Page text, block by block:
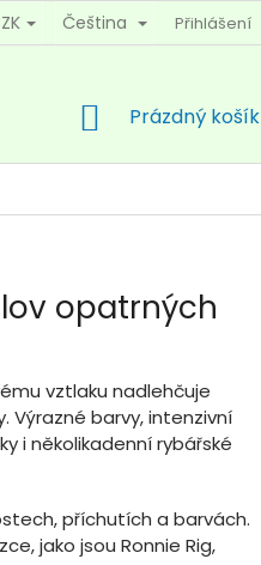
ÚDAJŮ KONTAKTY
Čeština Přihlášení
NÁKUPNÍ
Prázdný košík
opatrných
vztlaku nadlehčuje
barvy, intenzivní
i několikadenní rybářské
příchutích a barvách.
jako jsou Ronnie Rig,